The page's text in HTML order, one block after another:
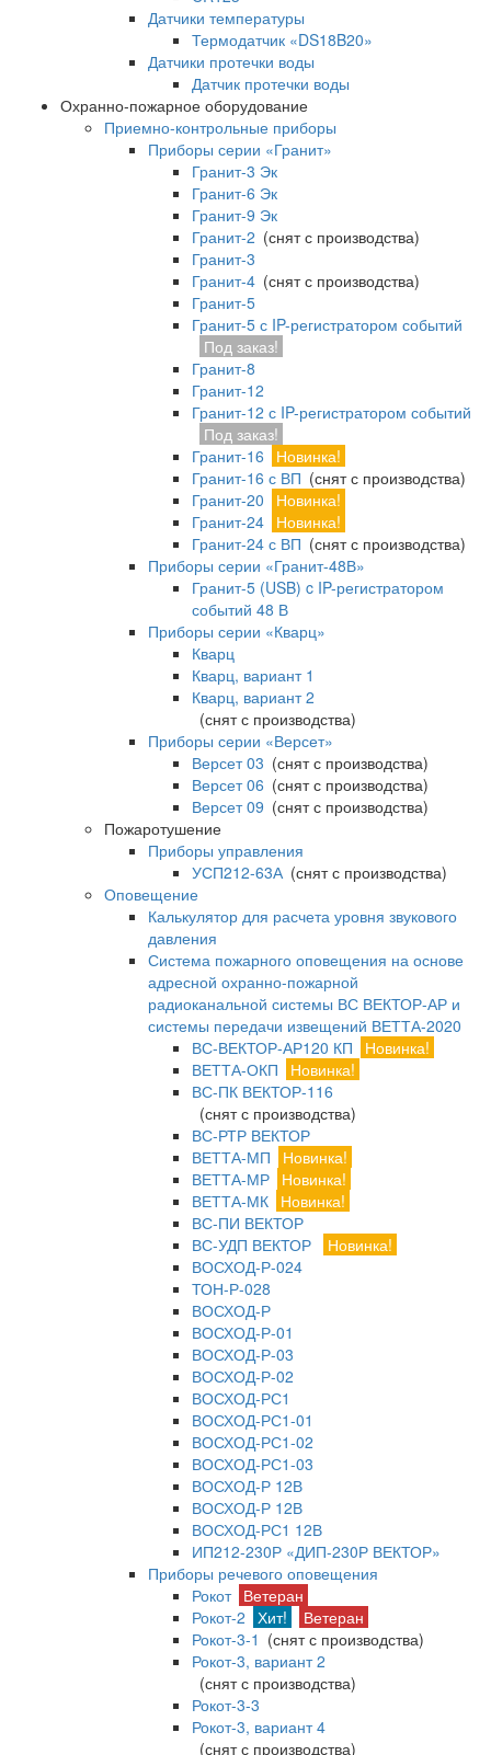
Датчики температуры
Термодатчик «DS18B20»
Датчики протечки воды
Датчик протечки воды
Охранно-пожарное оборудование
Приемно-контрольные приборы
Приборы серии «Гранит»
Гранит-3 Эк
Гранит-6 Эк
Гранит-9 Эк
Гранит-2 (снят с производства)
Гранит-3
Гранит-4 (снят с производства)
Гранит-5
Гранит-5 с IP-регистратором событий
Под заказ!
Гранит-8
Гранит-12
Гранит-12 с IP-регистратором событий
Под заказ!
Гранит-16
Новинка!
Гранит-16 с ВП (снят с производства)
Гранит-20
Новинка!
Гранит-24 Новинка!
Гранит-24 с ВП (снят с производства)
Приборы серии «Гранит-48В»
Гранит-5 (USB) c IP-регистратором
событий 48 В
Приборы серии «Кварц»
Кварц
Кварц, вариант 1
Кварц, вариант 2
(снят с производства)
Приборы серии «Версет»
Версет 03 (снят с производства)
Версет 06 (снят с производства)
Версет 09 (снят с производства)
Пожаротушение
Приборы управления
УСП212-63А(снят с производства)
Оповещение
Калькулятор для расчета уровня звукового
давления
Система пожарного оповещения на основе
адресной охранно-пожарной
радиоканальной системы ВС ВЕКТОР-АР и
системы передачи извещений ВЕТТА-2020
ВС-ВЕКТОР-АР120 КП
Новинка!
ВЕТТА-ОКП
Новинка!
ВС-ПК ВЕКТОР-116
(снят с производства)
ВС-РТР ВЕКТОР
ВЕТТА-МП
Новинка!
ВЕТТА-МР Новинка!
ВЕТТА-МК Новинка!
ВС-ПИ ВЕКТОР
ВС-УДП ВЕКТОР
Новинка!
ВОСХОД-Р-024
ТОН-Р-028
ВОСХОД-Р
ВОСХОД-Р-01
ВОСХОД-Р-03
ВОСХОД-Р-02
ВОСХОД-РС1
ВОСХОД-РС1-01
ВОСХОД-РС1-02
ВОСХОД-РС1-03
ВОСХОД-Р 12В
ВОСХОД-Р 12В
ВОСХОД-РС1 12В
ИП212-230Р «ДИП-230Р ВЕКТОР»
Приборы речевого оповещения
Рокот Ветеран
Рокот-2 Хит!
Ветеран
Рокот-3-1 (снят с производства)
Рокот-3, вариант 2
(снят с производства)
Рокот-3-3
Рокот-3, вариант 4
(снят с производства)